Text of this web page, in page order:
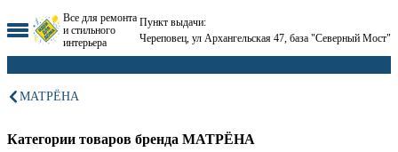
Все для ремонта
и стильного
интерьера
Пункт выдачи:
Череповец, ул Архангельская 47, база "Северный Мост"
МАТРЁНА
Категории товаров бренда МАТРЁНА